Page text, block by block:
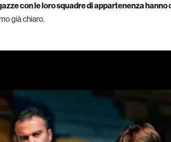
con le loro squadre di appartenenza
già chiaro.